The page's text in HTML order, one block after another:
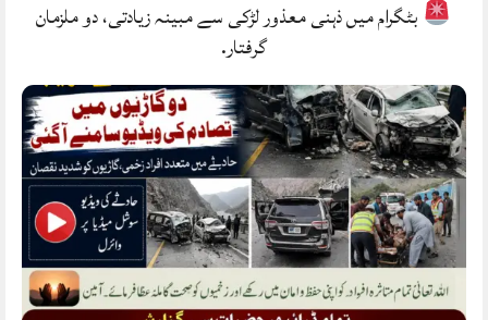
بٹگرام میں ذہنی معذور لڑکی سے مبینہ زیادتی، دو ملزمان
گرفتار.